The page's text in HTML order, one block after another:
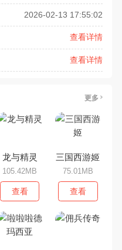
2026-02-13 17:55:02
查看详情
查看详情
更多
龙与精灵
105.42MB
查看
三国西游姬
75.01MB
查看